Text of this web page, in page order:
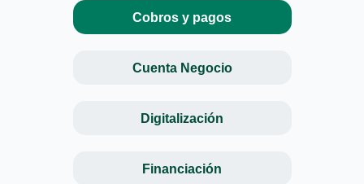
Cobros y pagos
Cuenta Negocio
Digitalización
Financiación